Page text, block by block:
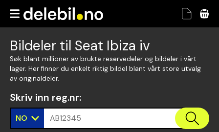
Bildeler til Seat Ibiza iv
Søk blant millioner av brukte reservedeler og bildeler i vårt
lager. Her finner du enkelt riktig bildel blant vårt store utvalg
av originaldeler.
Skriv inn reg.nr:
NO AB12345